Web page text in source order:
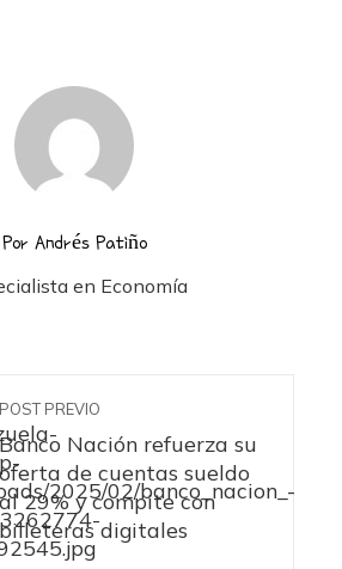
Por Andrés Patiño
en Economía
POST PREVIO
Banco Nación refuerza su
oferta de cuentas sueldo
al 29% y compite con
billeteras digitales